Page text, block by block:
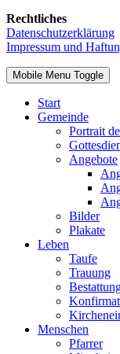
Rechtliches
Datenschutzerklärung
Impressum und
Mobile Menu Toggle
Start
Gemeinde
Portrait
Angebote
Bilder
Plakate
Leben
Taufe
Trauung
Menschen
Pfarrer